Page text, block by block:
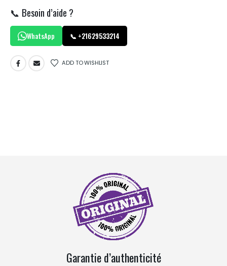
📞 Besoin d’aide ?
WhatsApp 📞 +21629533214
ADD TO WISHLIST
Garantie d’authenticité